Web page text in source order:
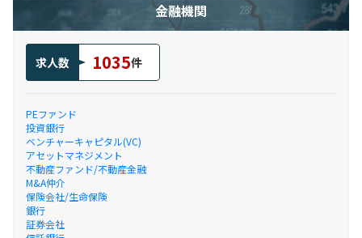
金融機関
求人数 1035件
PEファンド
投資銀行
ベンチャーキャピタル(VC)
アセットマネジメント
不動産ファンド/不動産金融
M&A仲介
保険会社/生命保険
銀行
証券会社